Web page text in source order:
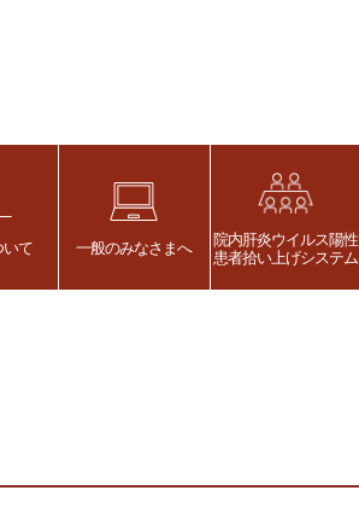
いて 一般のみなさまへ
院内肝炎ウイルス陽性
患者拾い上げシステム